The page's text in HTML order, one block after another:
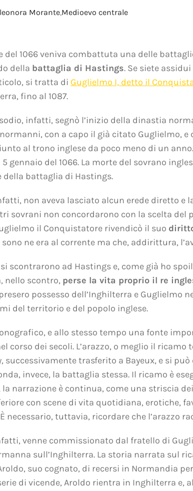
Morante,Medioevo centrale
del 1066 veniva combattuta una delle
della battaglia di Hastings. Se siete
si tratta di Guglielmo I, detto il
fino al 1087.
infatti, segnò l’inizio della dinastia
con a capo il già citato Guglielmo,
al trono inglese da poco meno di un
gennaio del 1066. La morte del sovrano
della battaglia di Hastings.
non aveva lasciato alcun erede diretto
sovrani non concordarono con la scelta
il Conquistatore rivendicò il suo
ne era al corrente ma che, addirittura,
scontrarono ad Hastings e, come già ho
nello scontro, perse la vita proprio il re
possesso dell’Inghilterra e Guglielmo
del territorio e del popolo inglese.
e allo stesso tempo una fonte
corso dei secoli. L’arazzo, o meglio il
successivamente trasferito a Bayeux, e si
invece, la battaglia stessa.Il ricamo è
narrazione è continua, come una striscia
con scene di vita quotidiana, erotiche,
È necessario, tuttavia, ricordare che l’arazzo
venne commissionato dal fratello di
sull’Inghilterra. La storia narrata sul
suo cognato, di recersi in Normandia
di vicende, Aroldo rientra in Inghilterra e,